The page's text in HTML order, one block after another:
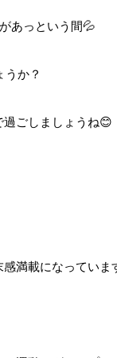
あっという間💦
うか？
ごしましょうね😊
満載になっていま